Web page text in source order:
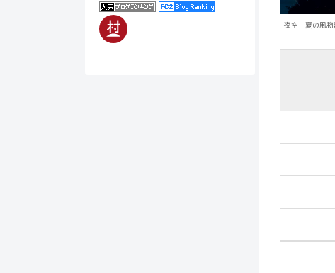
夜空 夏の風